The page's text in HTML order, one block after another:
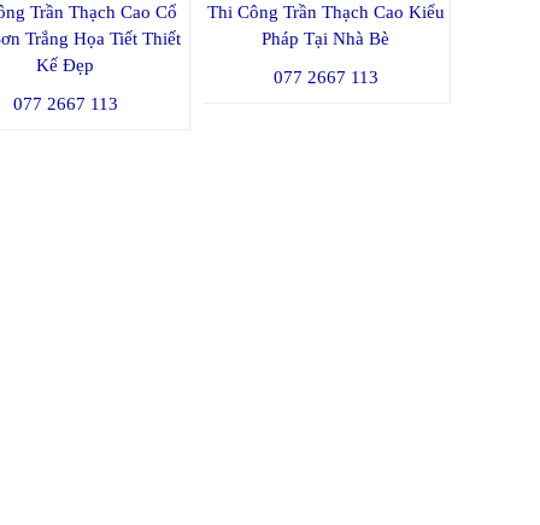
Trần Thạch Cao Cổ
Trắng Họa Tiết Thiết
Kế Đẹp
077 2667 113
Thi Công Trần Thạch Cao Kiểu
Pháp Tại Nhà Bè
077 2667 113